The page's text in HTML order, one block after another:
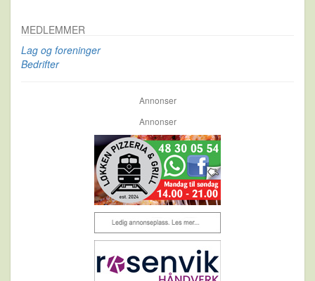
MEDLEMMER
Lag og foreninger
Bedrifter
Annonser
Annonser